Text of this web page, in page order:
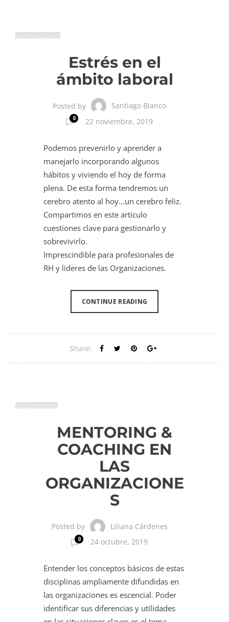
Actualidad
Tendencias de RHEstrés en el
ámbito laboral
Posted by Santiago Bianco
0 22 noviembre, 2019
Podemos prevenirlo y aprender a
manejarlo incorporando algunos
hábitos y viviendo el hoy de forma
plena. De esta forma tendremos un
cerebro atento al hoy…un cerebro feliz.
Compartimos en este artículo
cuestiones clave para gestionarlo y
sobrevivirlo.
Imprescindible para profesionales de
RH y líderes de las Organizaciones.
CONTINUE READING
Share:
Liderazgo
Tendencias de RHMENTORING &
COACHING EN
LAS
ORGANIZACIONE
S
Posted by Liliana Cárdenes
0 24 octubre, 2019
Entender los conceptos básicos de estas
disciplinas ampliamente difundidas en
las organizaciones es escencial. Poder
identificar sus diferencias y utilidades